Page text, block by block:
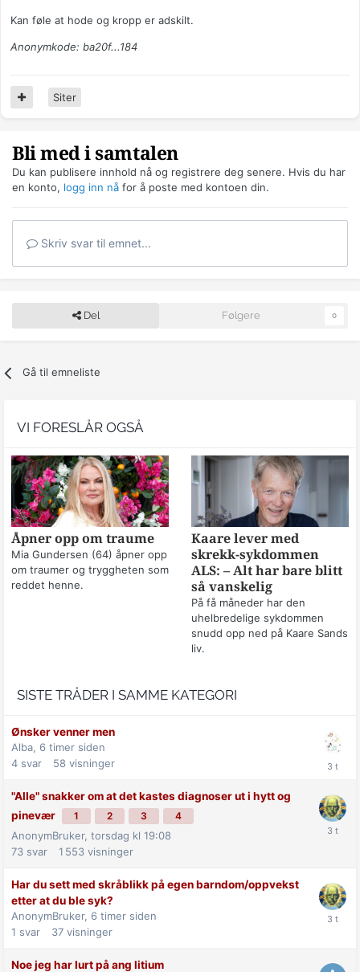
Kan føle at hode og kropp er adskilt.
Anonymkode: ba20f...184
Siter
Bli med i samtalen
Du kan publisere innhold nå og registrere deg senere. Hvis du har
en konto, logg inn nå for å poste med kontoen din.
Skriv svar til emnet...
Del Følgere 0
Gå til emneliste
VI FORESLÅR OGSÅ
Åpner opp om traume
Mia Gundersen (64) åpner opp
om traumer og tryggheten som
reddet henne.
Kaare lever med
skrekk-sykdommen
ALS: – Alt har bare blitt
så vanskelig
På få måneder har den
uhelbredelige sykdommen
snudd opp ned på Kaare Sands
liv.
SISTE TRÅDER I SAMME KATEGORI
Ønsker venner men
Alba, 6 timer siden
4 svar 58 visninger
"Alle" snakker om at det kastes diagnoser ut i hytt og
pinevær
1 2 3 4
AnonymBruker, torsdag kl 19:08
73 svar 1 553 visninger
Har du sett med skråblikk på egen barndom/oppvekst
etter at du ble syk?
AnonymBruker, 6 timer siden
1 svar 37 visninger
Noe jeg har lurt på ang litium